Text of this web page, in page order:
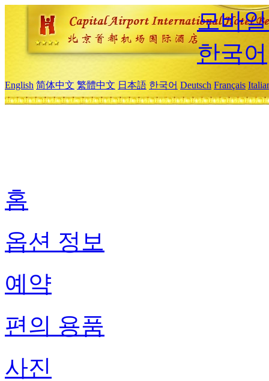
모바
한국어
English 简体中文 繁體中文 日本語 한국어 Deutsch Français
홈
옵션 정보
예약
편의 용품
사진